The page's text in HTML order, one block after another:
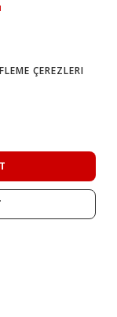
ÇEREZLERI